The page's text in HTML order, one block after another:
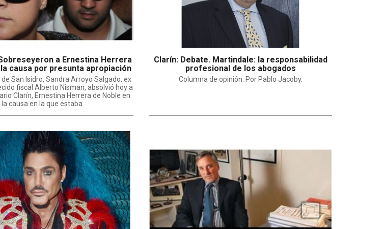
a Ernestina Herrera
causa por presunta apropiación
hijos de desaparecidos
de San Isidro, Sandra Arroyo Salgado, ex
fiscal Alberto Nisman, absolvió hoy a
Clarín, Ernestina Herrera de Noble en
la causa en la que estaba
Clarín: Debate. Martindale: la responsabilidad
profesional de los abogados
Columna de opinión. Por Pablo Jacoby.